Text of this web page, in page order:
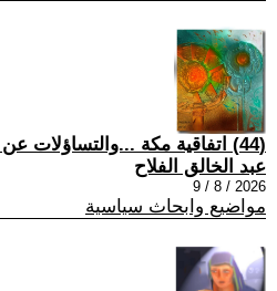
(44) اتفاقية مكة ...والتساؤلات عن المغزى
عبد الخالق الفلاح
2026 / 8 / 9
مواضيع وابحاث سياسية